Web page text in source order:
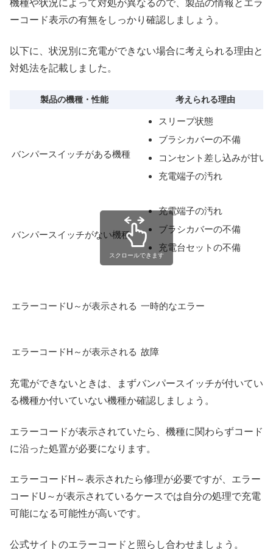
機種や状況によって対処が異なるので、製品の情報とエラ
ーコード表示の有無をしっかり確認しましょう。
以下に、状況別に充電ができない場合に考えられる理由と
対処法を記載しました。
製品の機種・性能 考えられる理由
バンパースイッチがある機種
スリープ状態
ブラシカバーの不備
コンセント差し込みが甘い
充電端子の汚れ
バンパースイッチがない機種
充電端子の汚れ
ブラシカバーの不備
充電台セットの不備
エラーコードU～が表示される 一時的なエラー
エラーコードH～が表示される 故障
スクロールできます
充電ができないときは、まずバンパースイッチが付いてい
る機種か付いていない機種か確認しましょう。
エラーコードが表示されていたら、機種に関わらずコード
に沿った処置が必要になります。
エラーコードH～表示されたら修理が必要ですが、エラー
コードU～が表示されているケースでは自分の処理で充電
可能になる可能性が高いです。
公式サイトのエラーコードと照らし合わせましょう。